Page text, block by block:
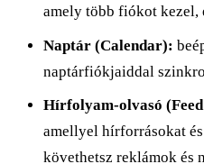
amely több fiókot
Naptár (Calendar):
naptárfiókjaiddal
Hírfolyam-olvasó
amellyel hírforrásokat
követhetsz reklámok és